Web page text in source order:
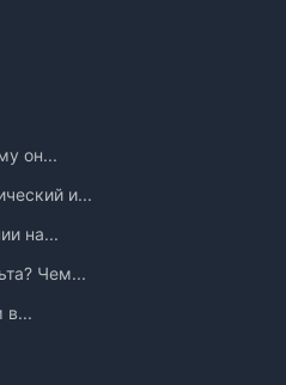
он...
и...
на...
Чем...
в...